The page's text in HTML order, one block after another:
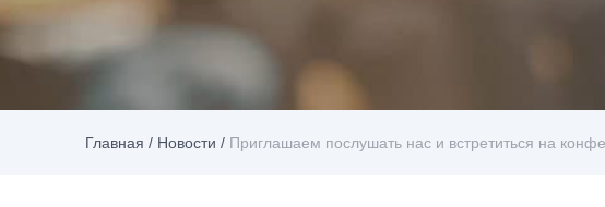
Главная / Новости / Приглашаем послушать нас и встретиться на